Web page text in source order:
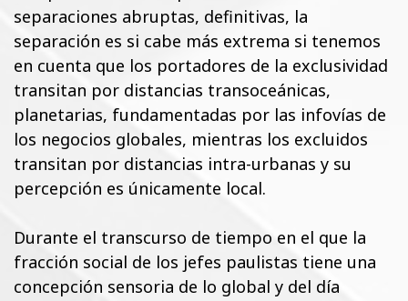
separaciones abruptas, definitivas, la
separación es si cabe más extrema si tenemos
en cuenta que los portadores de la exclusividad
transitan por distancias transoceánicas,
planetarias, fundamentadas por las infovías de
los negocios globales, mientras los excluidos
transitan por distancias intra-urbanas y su
percepción es únicamente local.
Durante el transcurso de tiempo en el que la
fracción social de los jefes paulistas tiene una
concepción sensoria de lo global y del día